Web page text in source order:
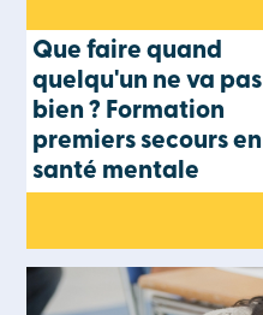
Que faire quand
quelqu'un ne va pas
bien ? Formation
premiers secours en
santé mentale